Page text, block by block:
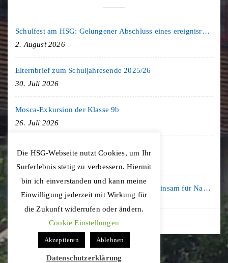
Schulfest am HSG: Gelungener Abschluss eines ereignisreichen Schuljahres
2. August 2026
Elternbrief zum Schuljahresende 2025/26
30. Juli 2026
Mosca-Exkursion der Klasse 9b
26. Juli 2026
Freiburg-Exkursion des Geschichte LK
Kooperation mit der KLIMA ARENA: Gemeinsam für Nachhaltigkeit und Klimaschutz
16. Juli 2026
Die HSG-Webseite nutzt Cookies, um Ihr
Surferlebnis stetig zu verbessern. Hiermit
bin ich einverstanden und kann meine
Einwilligung jederzeit mit Wirkung für
die Zukunft widerrufen oder ändern.
Cookie Einstellungen
Akzeptieren Ablehnen
Datenschutzerklärung